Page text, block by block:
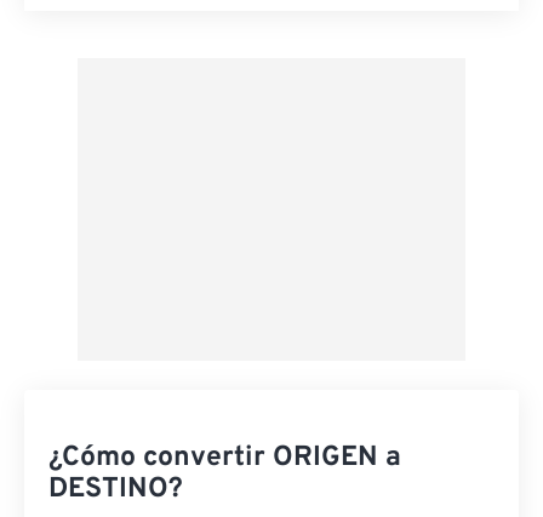
¿Cómo convertir ORIGEN a
DESTINO?